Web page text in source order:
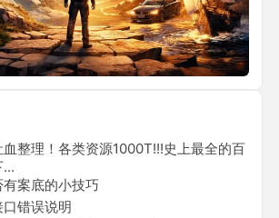
整理！各类资源1000T!!!史上最全的百
案底的小技巧
错误说明